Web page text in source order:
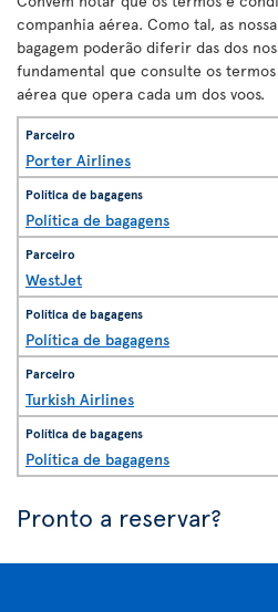
companhia aérea. Como tal, as
bagagem poderão diferir das dos
fundamental que consulte os
aérea que opera cada um dos voos.
Porter Airlines
Política de bagagens
WestJet
Política de bagagens
Turkish Airlines
Política de bagagens
Pronto a reservar?